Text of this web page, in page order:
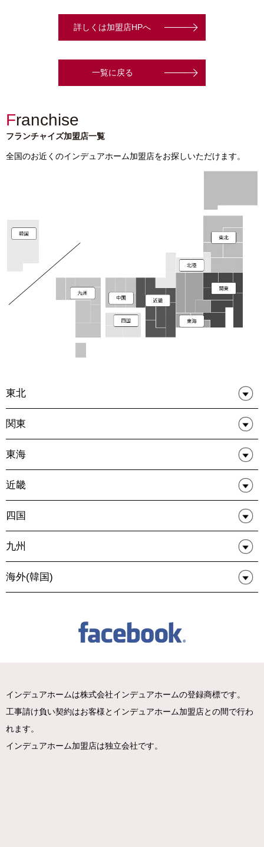
詳しくは加盟店HPへ
一覧に戻る
Franchise
フランチャイズ加盟店一覧
全国のお近くのインデュアホーム加盟店をお探しいただけます。
東北
関東
東海
近畿
四国
九州
海外(韓国)
インデュアホームは株式会社インデュアホームの登録商標です。
工事請け負い契約はお客様とインデュアホーム加盟店との間で行わ
れます。
インデュアホーム加盟店は独立会社です。